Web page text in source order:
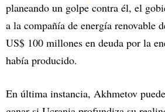
planeando un golpe contra él, el
a la compañía de energía renovable
US$ 100 millones en deuda por la
había producido.
En última instancia, Akhmetov